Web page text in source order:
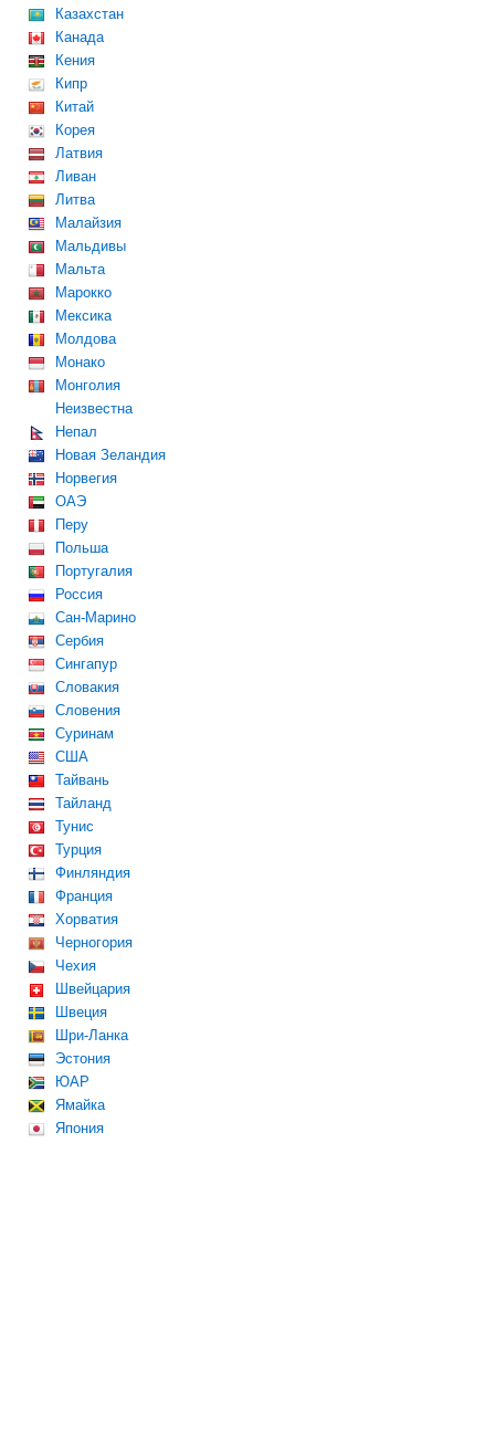
Казахстан
Канада
Кения
Кипр
Китай
Корея
Латвия
Ливан
Литва
Малайзия
Мальдивы
Мальта
Марокко
Мексика
Молдова
Монако
Монголия
Неизвестна
Непал
Новая Зеландия
Норвегия
ОАЭ
Перу
Польша
Португалия
Россия
Сан-Марино
Сербия
Сингапур
Словакия
Словения
Суринам
США
Тайвань
Тайланд
Тунис
Турция
Финляндия
Франция
Хорватия
Черногория
Чехия
Швейцария
Швеция
Шри-Ланка
Эстония
ЮАР
Ямайка
Япония